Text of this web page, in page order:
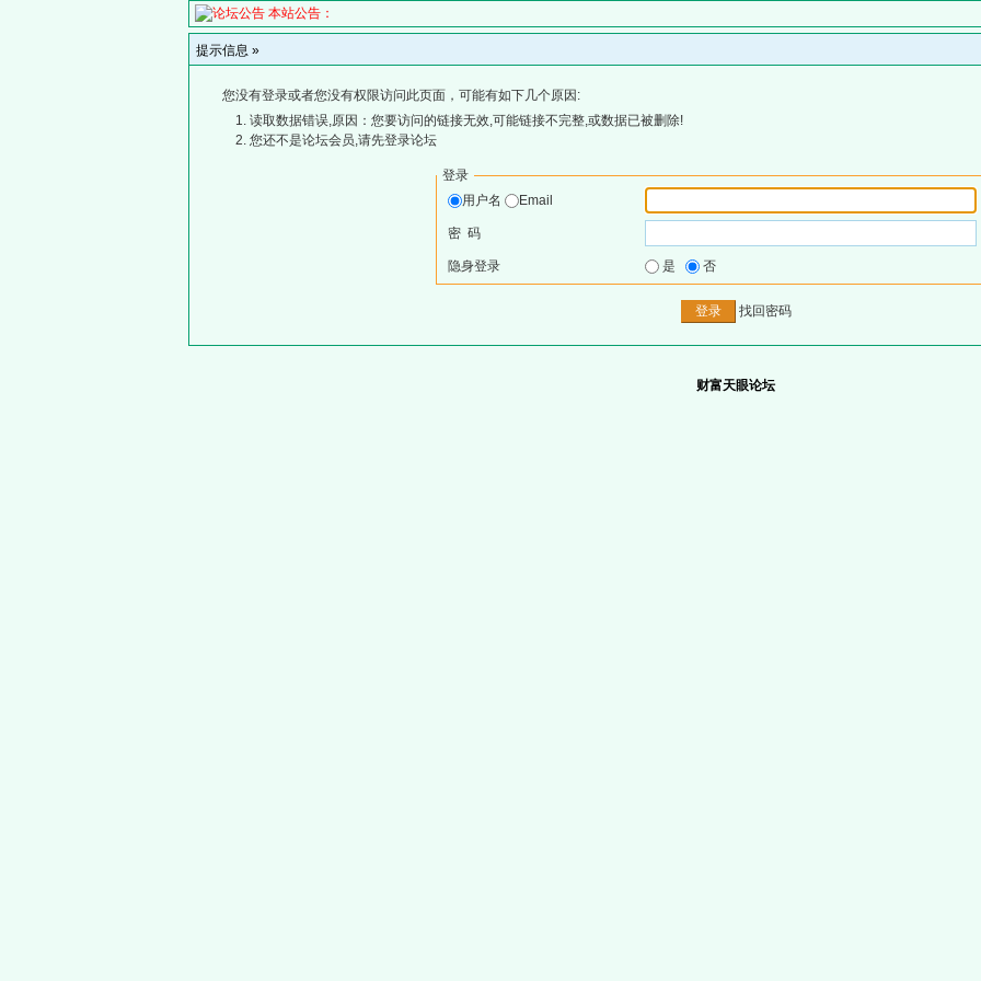
本站公告：
提示信息 »
您没有登录或者您没有权限访问此页面，可能有如下几个原因:
读取数据错误,原因：您要访问的链接无效,可能链接不完整,或数据已被删除!
您还不是论坛会员,请先登录论坛
登录
用户名
Email
密 码
隐身登录 是 否
找回密码
财富天眼论坛